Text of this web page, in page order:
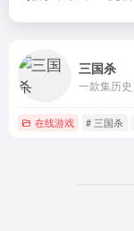
三国杀
在线游戏 # 三国杀